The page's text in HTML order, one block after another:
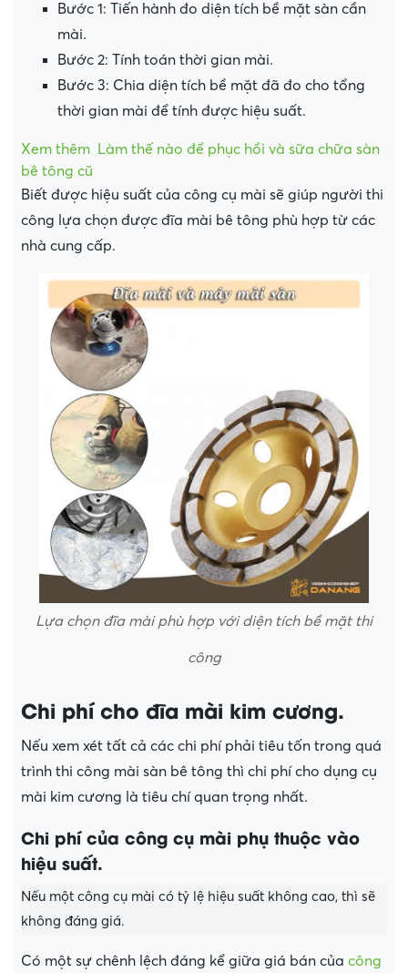
Bước 1: Tiến hành đo diện tích bề mặt sàn cần
mài.
Bước 2: Tính toán thời gian mài.
Bước 3: Chia diện tích bề mặt đã đo cho tổng
thời gian mài để tính được hiệu suất.
Xem thêm Làm thế nào để phục hồi và sữa chữa sàn
bê tông cũ
Biết được hiệu suất của công cụ mài sẽ giúp người thi
công lựa chọn được đĩa mài bê tông phù hợp từ các
nhà cung cấp.
Lựa chọn đĩa mài phù hợp với diện tích bề mặt thi
công
Chi phí cho đĩa mài kim cương.
Nếu xem xét tất cả các chi phí phải tiêu tốn trong quá
trình thi công mài sàn bê tông thì chi phí cho dụng cụ
mài kim cương là tiêu chí quan trọng nhất.
Chi phí của công cụ mài phụ thuộc vào
hiệu suất.
Nếu một công cụ mài có tỷ lệ hiệu suất không cao, thì sẽ
không đáng giá.
Có một sự chênh lệch đáng kể giữa giá bán của công